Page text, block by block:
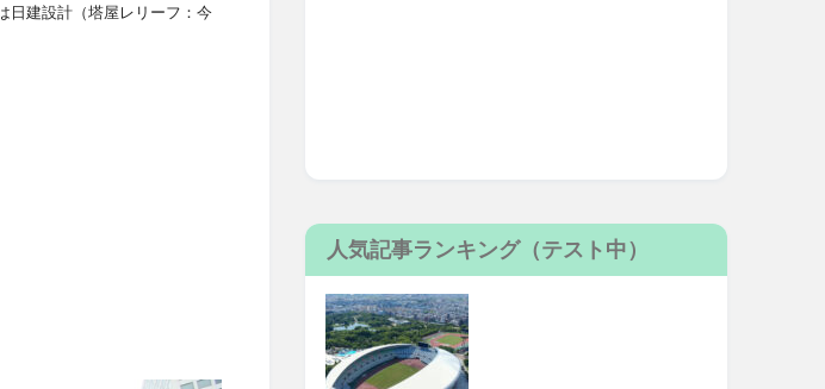
日建設計（塔屋レリーフ：今
人気記事ランキング（テスト中）